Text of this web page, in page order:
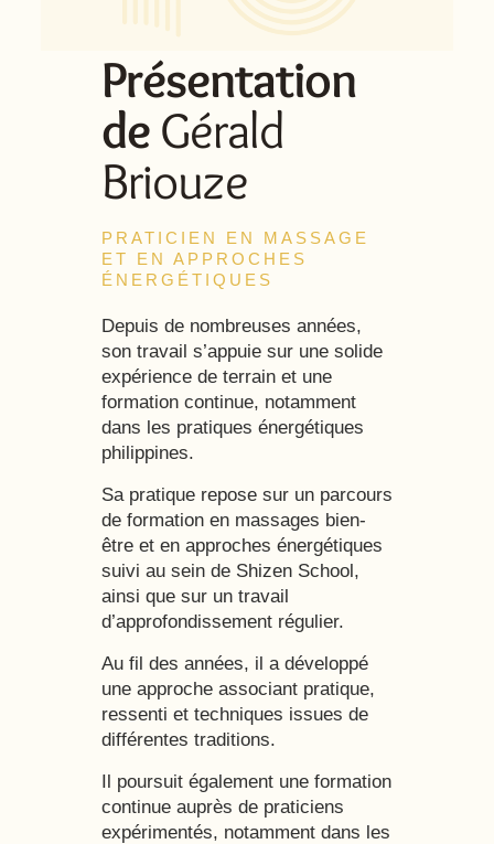
Présentation
deGérald
Briouze
PRATICIEN EN MASSAGE
ET EN APPROCHES
ÉNERGÉTIQUES
Depuis de nombreuses années,
son travail s’appuie sur une solide
expérience de terrain et une
formation continue, notamment
dans les pratiques énergétiques
philippines.
Sa pratique repose sur un parcours
de formation en massages bien-
être et en approches énergétiques
suivi au sein de Shizen School,
ainsi que sur un travail
d’approfondissement régulier.
Au fil des années, il a développé
une approche associant pratique,
ressenti et techniques issues de
différentes traditions.
Il poursuit également une formation
continue auprès de praticiens
expérimentés, notamment dans les